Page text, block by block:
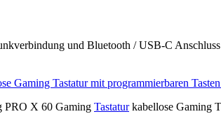
und Bluetooth / USB-C
PRO X 60 Gaming Tastaturkabellose Gaming